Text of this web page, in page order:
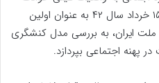
پس از رحلت آیت‌الله بروجردی تا ۱۵ خرداد سال ۴۲ به عنوان اولین
ایران، به بررسی مدل کنشگری
پهنه اجتماعی بپردازد.